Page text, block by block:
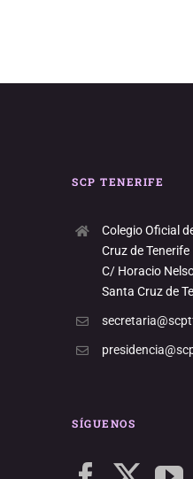
SCP TENERIFE
Colegio Oficial
Cruz de Tenerife
C/ Horacio
Santa Cruz de
SÍGUENOS